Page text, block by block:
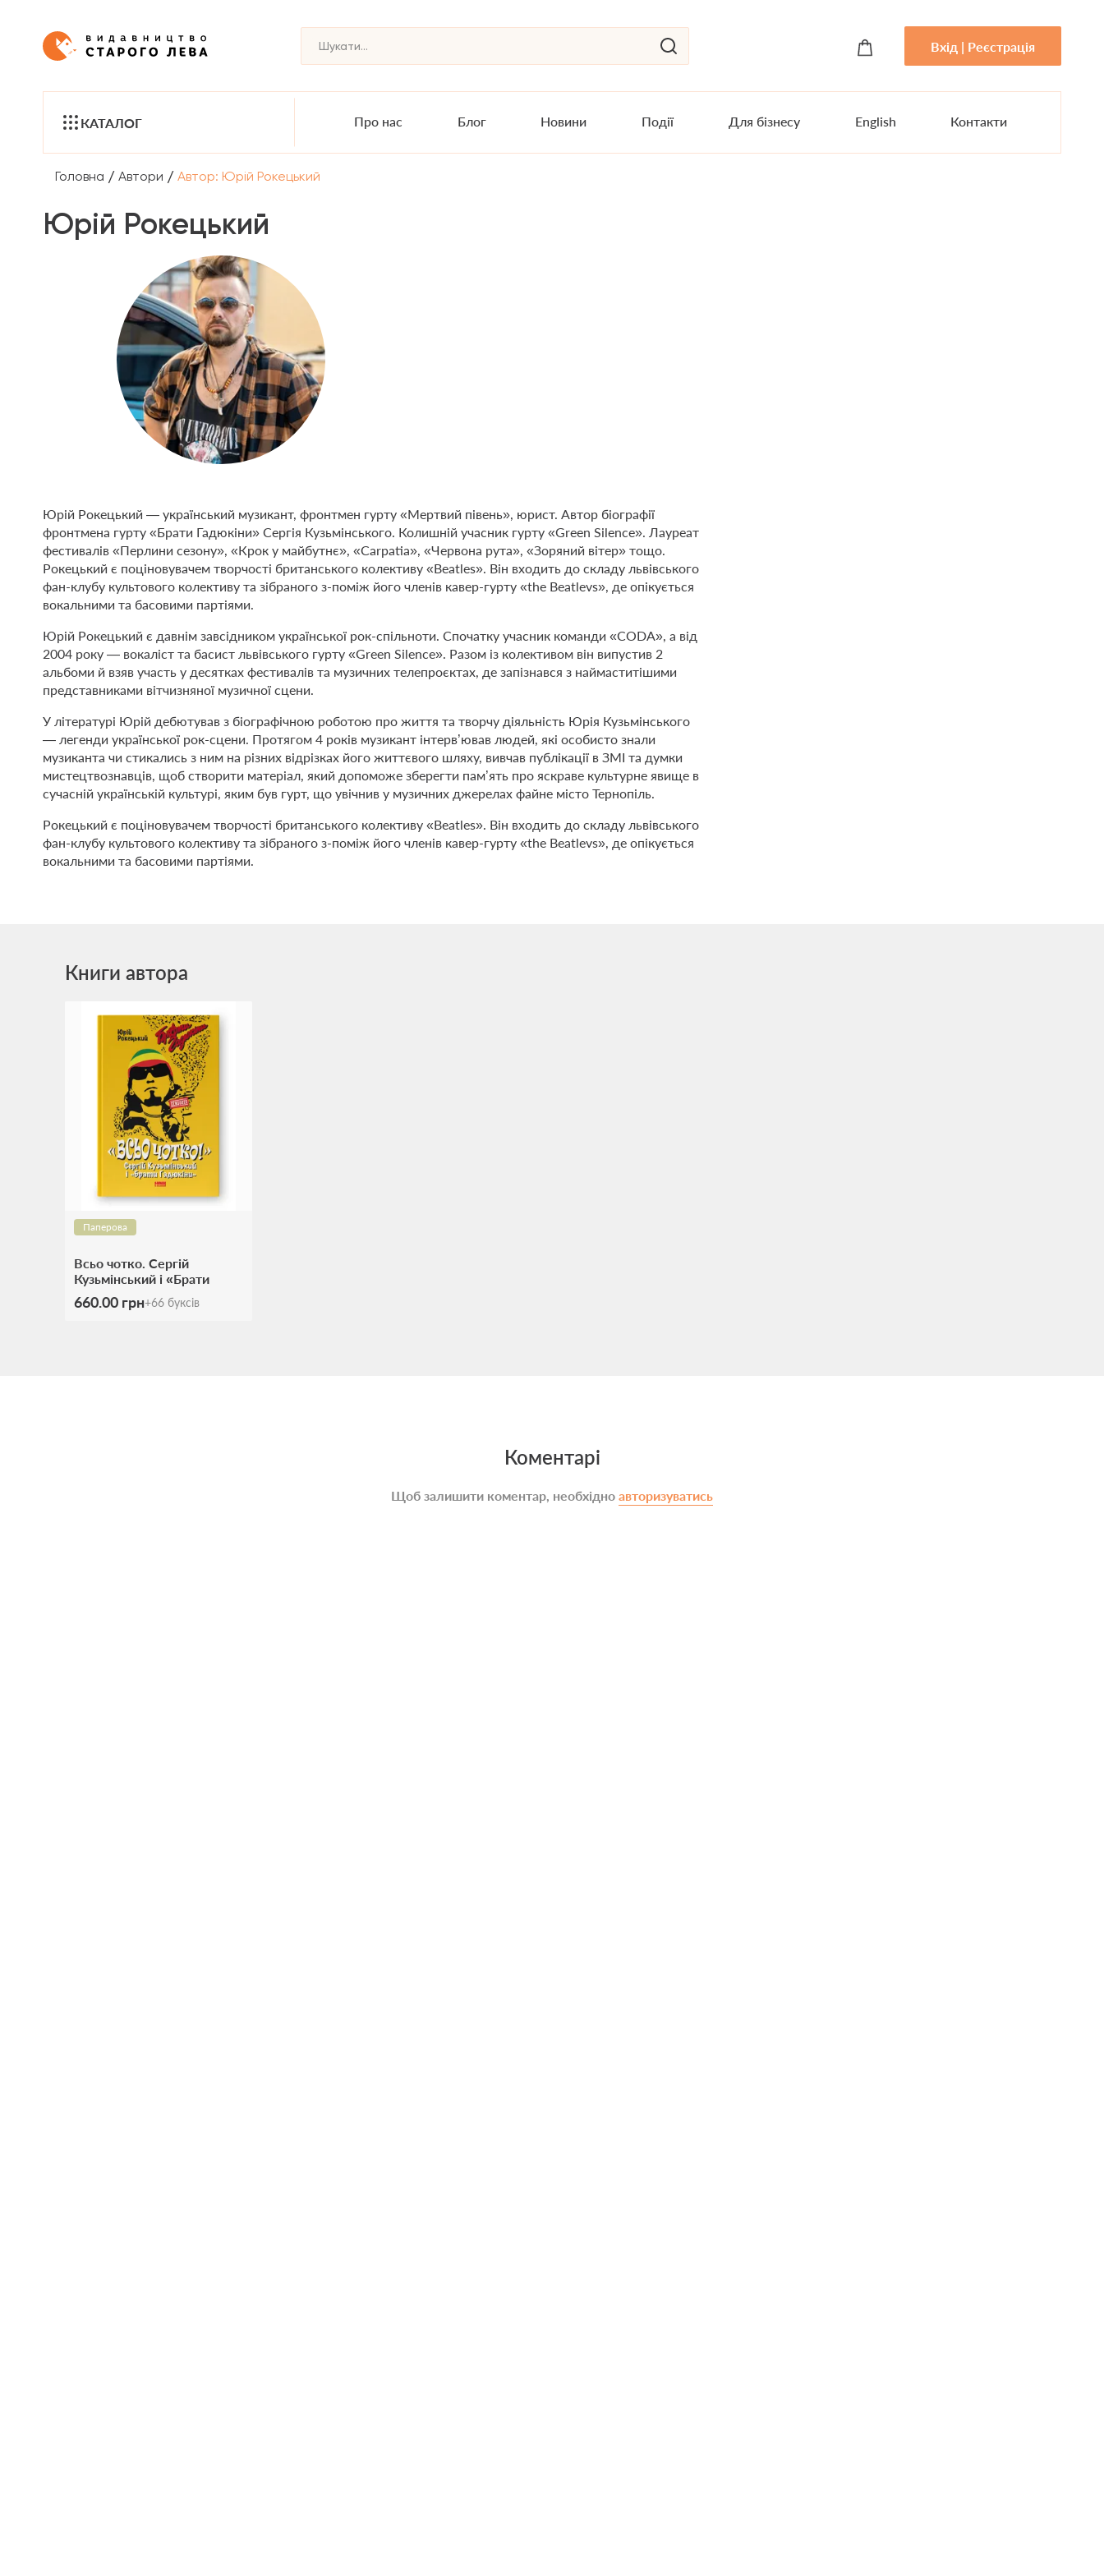
Вхід | Реєстрація
КАТАЛОГ Про нас Блог Новини Події Для бізнесу English Контакти
Головна / Автори / Автор: Юрій Рокецький
Юрій Рокецький
Юрій Рокецький — український музикант, фронтмен гурту «Мертвий півень», юрист. Автор біографії
фронтмена гурту «Брати Гадюкіни» Сергія Кузьмінського. Колишній учасник гурту «Green Silence». Лауреат
фестивалів «Перлини сезону», «Крок у майбутнє», «Carpatia», «Червона рута», «Зоряний вітер» тощо.
Рокецький є поціновувачем творчості британського колективу «Beatles». Він входить до складу львівського
фан-клубу культового колективу та зібраного з-поміж його членів кавер-гурту «the Beatlevs», де опікується
вокальними та басовими партіями.
Юрій Рокецький є давнім завсідником української рок-спільноти. Спочатку учасник команди «CODA», а від
2004 року — вокаліст та басист львівського гурту «Green Silence». Разом із колективом він випустив 2
альбоми й взяв участь у десятках фестивалів та музичних телепроєктах, де запізнався з наймаститішими
представниками вітчизняної музичної сцени.
У літературі Юрій дебютував з біографічною роботою про життя та творчу діяльність Юрія Кузьмінського
— легенди української рок-сцени. Протягом 4 років музикант інтерв’ював людей, які особисто знали
музиканта чи стикались з ним на різних відрізках його життєвого шляху, вивчав публікації в ЗМІ та думки
мистецтвознавців, щоб створити матеріал, який допоможе зберегти пам’ять про яскраве культурне явище в
сучасній українській культурі, яким був гурт, що увічнив у музичних джерелах файне місто Тернопіль.
Рокецький є поціновувачем творчості британського колективу «Beatles». Він входить до складу львівського
фан-клубу культового колективу та зібраного з-поміж його членів кавер-гурту «the Beatlevs», де опікується
вокальними та басовими партіями.
Книги автора
Паперова
Всьо чотко. Сергій
Кузьмінський і «Брати
Гадюкіни»
660.00 грн+66 буксів
Коментарі
Щоб залишити коментар, необхідно авторизуватись